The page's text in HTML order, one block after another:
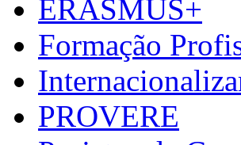
ERASMUS+
Formação
PROVERE